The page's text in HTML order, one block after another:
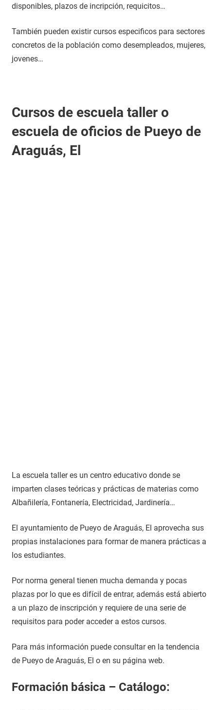
disponibles, plazos de incripción, requicitos…
También pueden existir cursos especificos para sectores
concretos de la población como desempleados, mujeres,
jovenes…
Cursos de escuela taller o
escuela de oficios de Pueyo de
Araguás, El
La escuela taller es un centro educativo donde se
imparten clases teóricas y prácticas de materias como
Albañilería, Fontanería, Electricidad, Jardinería…
El ayuntamiento de Pueyo de Araguás, El aprovecha sus
propias instalaciones para formar de manera prácticas a
los estudiantes.
Por norma general tienen mucha demanda y pocas
plazas por lo que es difícil de entrar, además está abierto
a un plazo de inscripción y requiere de una serie de
requisitos para poder acceder a estos cursos.
Para más información puede consultar en la tendencia
de Pueyo de Araguás, El o en su página web.
Formación básica – Catálogo: